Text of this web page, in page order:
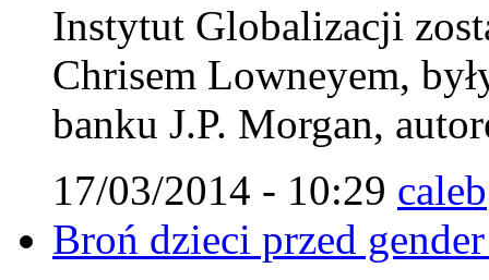
Instytut Globalizacji
Chrisem Lowneyem,
banku J.P. Morgan,
17/03/2014 - 10:29 caleb
Broń dzieci przed